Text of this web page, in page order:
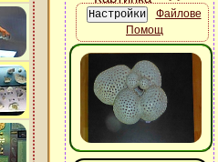
Файлове
Помощ